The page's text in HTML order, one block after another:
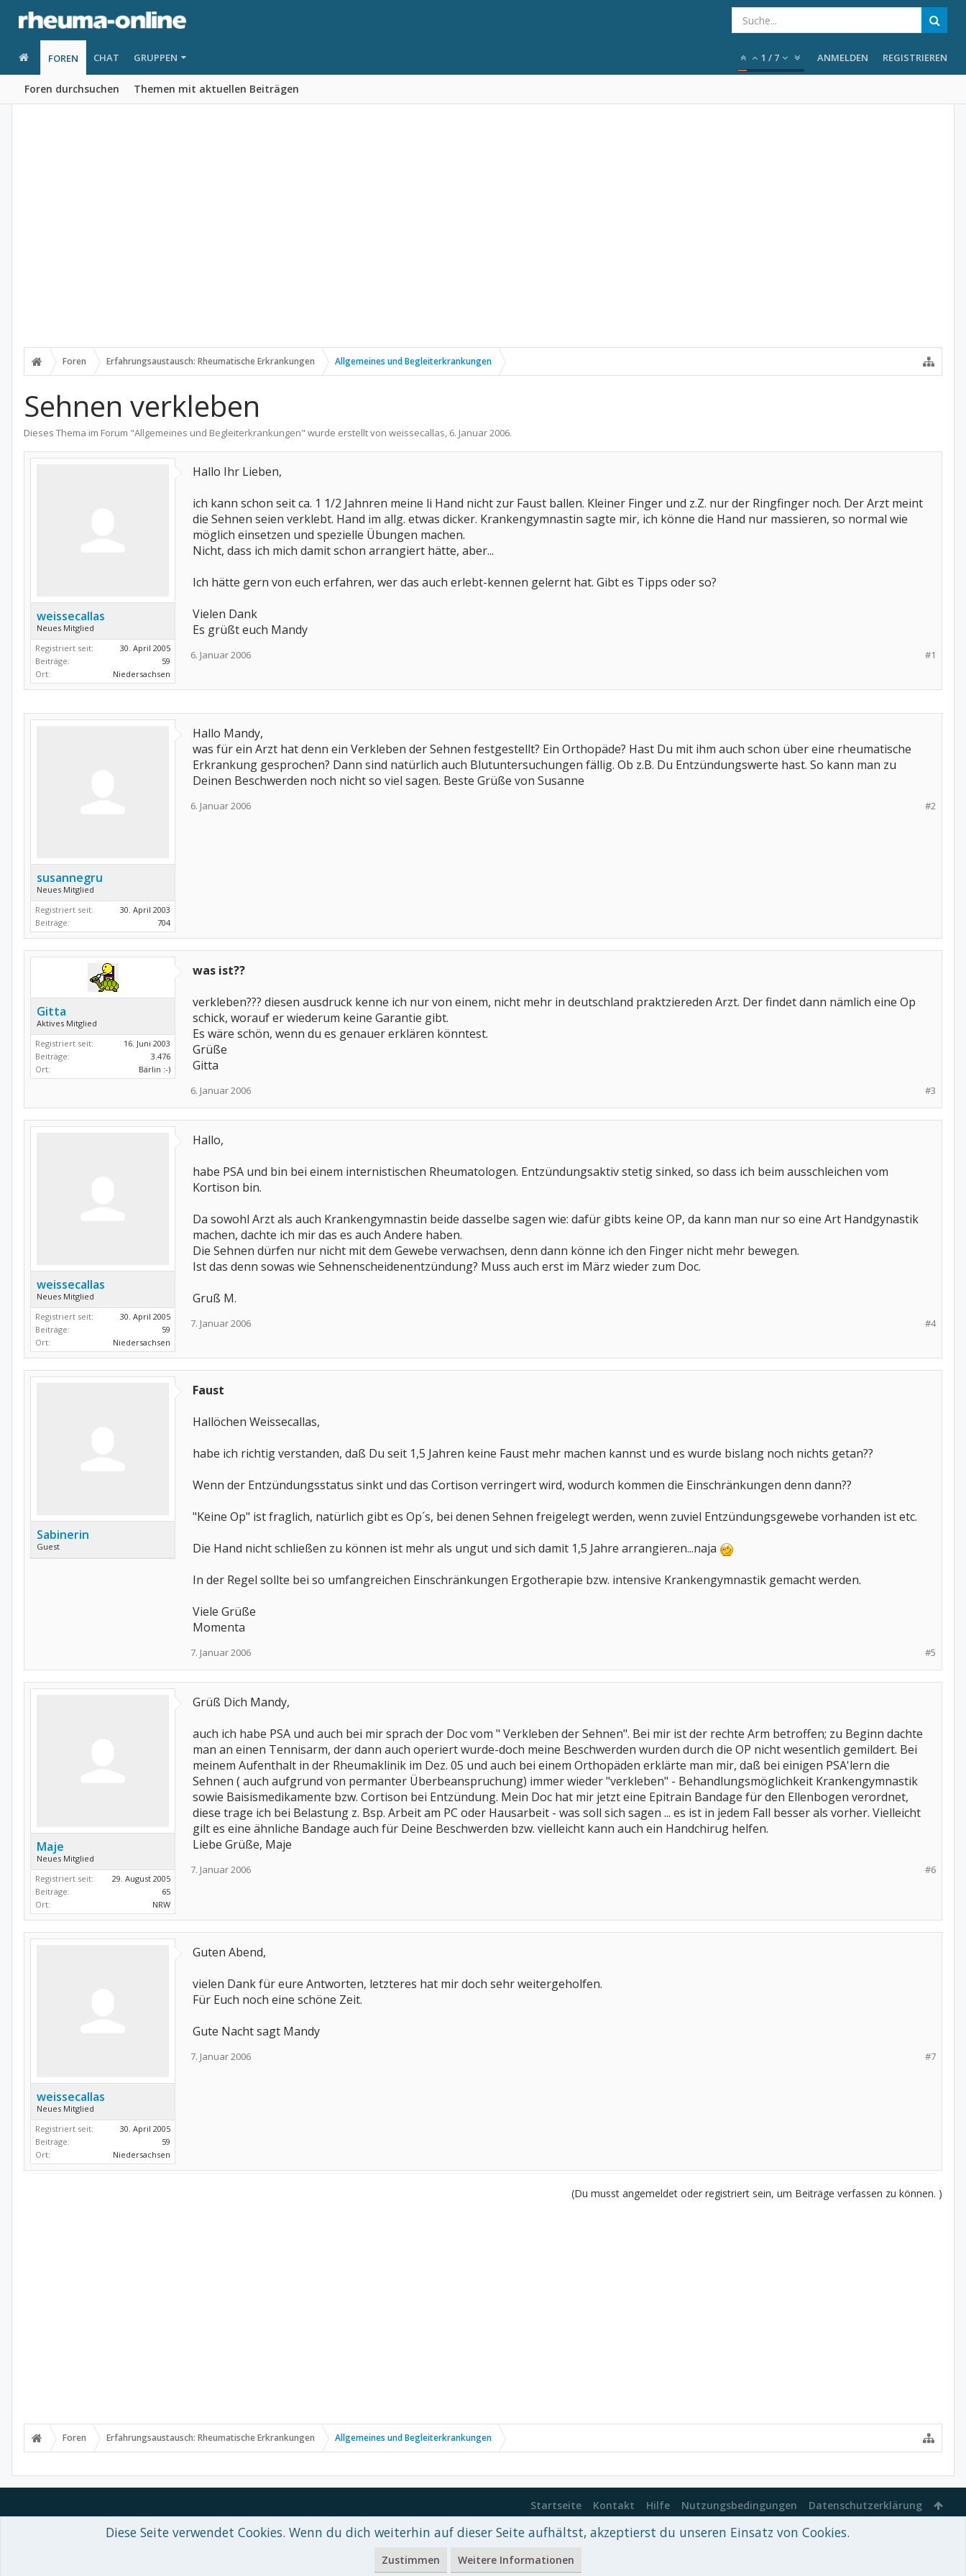
FOREN
Foren durchsuchen Themen mit aktuellen Beiträgen
CHAT GRUPPEN 1 / 7 ANMELDEN REGISTRIEREN
Foren Erfahrungsaustausch: Rheumatische Erkrankungen Allgemeines und Begleiterkrankungen
Sehnen verkleben
Dieses Thema im Forum "Allgemeines und Begleiterkrankungen" wurde erstellt von weissecallas, 6. Januar 2006.
weissecallas
Neues Mitglied
Registriert seit:
30. April 2005
Beiträge:
59
Ort:
Niedersachsen
Hallo Ihr Lieben,
ich kann schon seit ca. 1 1/2 Jahnren meine li Hand nicht zur Faust ballen. Kleiner Finger und z.Z. nur der Ringfinger noch. Der Arzt meint
die Sehnen seien verklebt. Hand im allg. etwas dicker. Krankengymnastin sagte mir, ich könne die Hand nur massieren, so normal wie
möglich einsetzen und spezielle Übungen machen.
Nicht, dass ich mich damit schon arrangiert hätte, aber...
Ich hätte gern von euch erfahren, wer das auch erlebt-kennen gelernt hat. Gibt es Tipps oder so?
Vielen Dank
Es grüßt euch Mandy
#1
6. Januar 2006
susannegru
Neues Mitglied
Registriert seit:
30. April 2003
Beiträge:
704
Hallo Mandy,
was für ein Arzt hat denn ein Verkleben der Sehnen festgestellt? Ein Orthopäde? Hast Du mit ihm auch schon über eine rheumatische
Erkrankung gesprochen? Dann sind natürlich auch Blutuntersuchungen fällig. Ob z.B. Du Entzündungswerte hast. So kann man zu
Deinen Beschwerden noch nicht so viel sagen. Beste Grüße von Susanne
#2
6. Januar 2006
Gitta
Aktives Mitglied
Registriert seit:
16. Juni 2003
Beiträge:
3.476
Ort:
Bärlin :-)
was ist??
verkleben??? diesen ausdruck kenne ich nur von einem, nicht mehr in deutschland praktziereden Arzt. Der findet dann nämlich eine Op
schick, worauf er wiederum keine Garantie gibt.
Es wäre schön, wenn du es genauer erklären könntest.
Grüße
Gitta
#3
6. Januar 2006
weissecallas
Neues Mitglied
Registriert seit:
30. April 2005
Beiträge:
59
Ort:
Niedersachsen
Hallo,
habe PSA und bin bei einem internistischen Rheumatologen. Entzündungsaktiv stetig sinked, so dass ich beim ausschleichen vom
Kortison bin.
Da sowohl Arzt als auch Krankengymnastin beide dasselbe sagen wie: dafür gibts keine OP, da kann man nur so eine Art Handgynastik
machen, dachte ich mir das es auch Andere haben.
Die Sehnen dürfen nur nicht mit dem Gewebe verwachsen, denn dann könne ich den Finger nicht mehr bewegen.
Ist das denn sowas wie Sehnenscheidenentzündung? Muss auch erst im März wieder zum Doc.
Gruß M.
#4
7. Januar 2006
Sabinerin
Guest
Faust
Hallöchen Weissecallas,
habe ich richtig verstanden, daß Du seit 1,5 Jahren keine Faust mehr machen kannst und es wurde bislang noch nichts getan??
Wenn der Entzündungsstatus sinkt und das Cortison verringert wird, wodurch kommen die Einschränkungen denn dann??
"Keine Op" ist fraglich, natürlich gibt es Op´s, bei denen Sehnen freigelegt werden, wenn zuviel Entzündungsgewebe vorhanden ist etc.
Die Hand nicht schließen zu können ist mehr als ungut und sich damit 1,5 Jahre arrangieren...naja
In der Regel sollte bei so umfangreichen Einschränkungen Ergotherapie bzw. intensive Krankengymnastik gemacht werden.
Viele Grüße
Momenta
#5
7. Januar 2006
Maje
Neues Mitglied
Registriert seit:
29. August 2005
Beiträge:
65
Ort:
NRW
Grüß Dich Mandy,
auch ich habe PSA und auch bei mir sprach der Doc vom " Verkleben der Sehnen". Bei mir ist der rechte Arm betroffen; zu Beginn dachte
man an einen Tennisarm, der dann auch operiert wurde-doch meine Beschwerden wurden durch die OP nicht wesentlich gemildert. Bei
meinem Aufenthalt in der Rheumaklinik im Dez. 05 und auch bei einem Orthopäden erklärte man mir, daß bei einigen PSA'lern die
Sehnen ( auch aufgrund von permanter Überbeanspruchung) immer wieder "verkleben" - Behandlungsmöglichkeit Krankengymnastik
sowie Baisismedikamente bzw. Cortison bei Entzündung. Mein Doc hat mir jetzt eine Epitrain Bandage für den Ellenbogen verordnet,
diese trage ich bei Belastung z. Bsp. Arbeit am PC oder Hausarbeit - was soll sich sagen ... es ist in jedem Fall besser als vorher. Vielleicht
gilt es eine ähnliche Bandage auch für Deine Beschwerden bzw. vielleicht kann auch ein Handchirug helfen.
Liebe Grüße, Maje
#6
7. Januar 2006
weissecallas
Neues Mitglied
Registriert seit:
30. April 2005
Beiträge:
59
Ort:
Niedersachsen
Guten Abend,
vielen Dank für eure Antworten, letzteres hat mir doch sehr weitergeholfen.
Für Euch noch eine schöne Zeit.
Gute Nacht sagt Mandy
#7
7. Januar 2006
(Du musst angemeldet oder registriert sein, um Beiträge verfassen zu können. )
Foren Erfahrungsaustausch: Rheumatische Erkrankungen Allgemeines und Begleiterkrankungen
Startseite Kontakt Hilfe Nutzungsbedingungen Datenschutzerklärung
Forum software by XenForo™© 2010-2018 XenForo Ltd.-Deutsch von xenDach©2010-2017
Diese Seite verwendet Cookies. Wenn du dich weiterhin auf dieser Seite aufhältst, akzeptierst du unseren Einsatz von Cookies.
Zustimmen Weitere Informationen